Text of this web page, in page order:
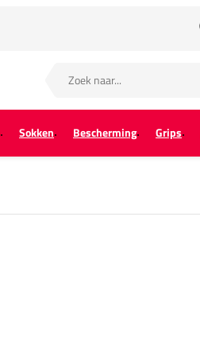
Sokken Bescherming Grips